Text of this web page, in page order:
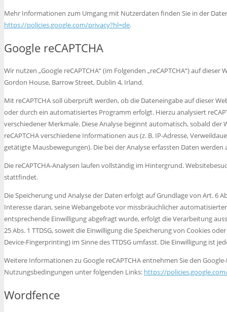
Mehr Informationen zum Umgang mit Nutzerdaten finden Sie in der
https://policies.google.com/privacy?hl=de.
Google reCAPTCHA
Wir nutzen „Google reCAPTCHA“ (im Folgenden „reCAPTCHA“) auf
Gordon House, Barrow Street, Dublin 4, Irland.
Mit reCAPTCHA soll überprüft werden, ob die Dateneingabe auf dieser
oder durch ein automatisiertes Programm erfolgt. Hierzu analysiert
verschiedener Merkmale. Diese Analyse beginnt automatisch, sobald
reCAPTCHA verschiedene Informationen aus (z. B. IP-Adresse,
getätigte Mausbewegungen). Die bei der Analyse erfassten Daten werden
Die reCAPTCHA-Analysen laufen vollständig im Hintergrund.
stattfindet.
Die Speicherung und Analyse der Daten erfolgt auf Grundlage von Art. 6
Interesse daran, seine Webangebote vor missbräuchlicher
entsprechende Einwilligung abgefragt wurde, erfolgt die Verarbeitung
25 Abs. 1 TTDSG, soweit die Einwilligung die Speicherung von Cookies
Device-Fingerprinting) im Sinne des TTDSG umfasst. Die Einwilligung ist
Weitere Informationen zu Google reCAPTCHA entnehmen Sie den
Nutzungsbedingungen unter folgenden Links: https://
Wordfence